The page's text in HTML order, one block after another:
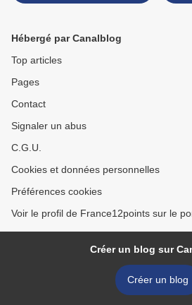
Hébergé par Canalblog
Top articles
Pages
Contact
Signaler un abus
C.G.U.
Cookies et données personnelles
Préférences cookies
Voir le profil de France12points sur le
Créer un blog sur
Créer un blog